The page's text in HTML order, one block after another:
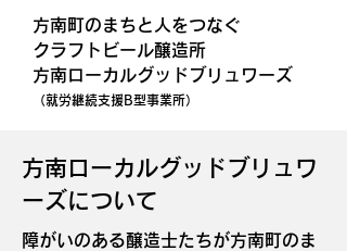
方南町のまちと人をつなぐ
クラフトビール醸造所
方南ローカルグッドブリュワーズ
（就労継続支援B型事業所）
方南ローカルグッドブリュワ
ーズについて
障がいのある醸造士たちが方南町のま